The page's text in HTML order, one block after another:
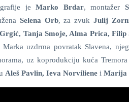
jeMarko Brdar, montažer
Selena Orb, za zvukJulij
Tanja Smoje, Alma Prica, Filip
Marka uzdrma povratak Slavena,
uz koprodukciju kuća
Aleš Pavlin, Ieva Norviliene i Marija